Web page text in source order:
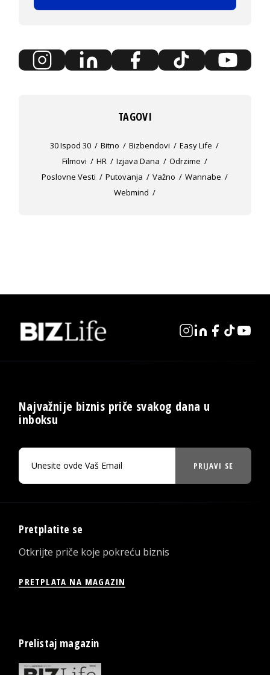
TAGOVI
30 Ispod 30 Bitno Bizbendovi
Easy Life
Filmovi
HR Izjava Dana
Odrzime
Poslovne Vesti
Putovanja Važno
Wannabe
Webmind
Najvažnije biznis priče svakog dana u
inboksu
PRIJAVI SE
Pretplatite se
Otkrijte priče koje pokreću biznis
PRETPLATA NA MAGAZIN
Prelistaj magazin